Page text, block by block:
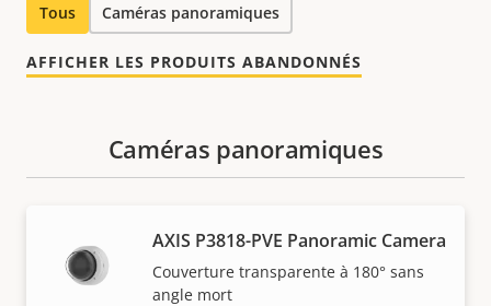
Tous Caméras panoramiques
AFFICHER LES PRODUITS ABANDONNÉS
Caméras panoramiques
AXIS P3818-PVE Panoramic Camera
Couverture transparente à 180° sans
angle mort